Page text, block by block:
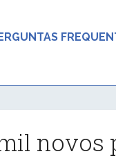
novos